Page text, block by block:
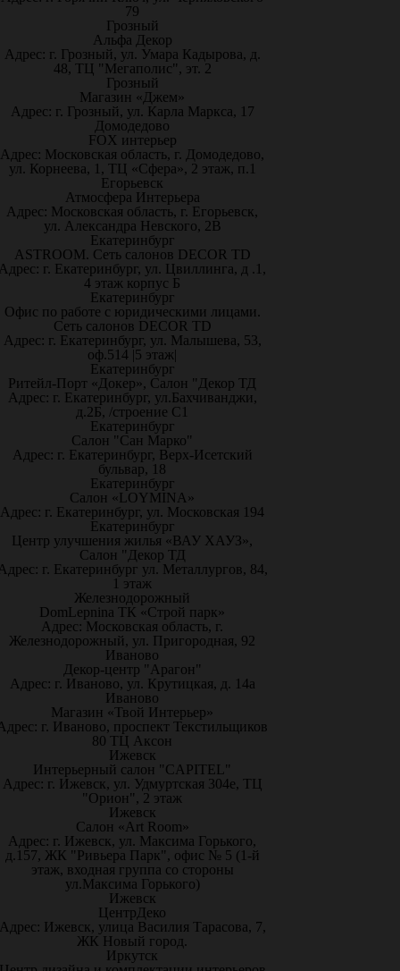
79
Грозный
Альфа Декор
Адрес: г. Грозный, ул. Умара Кадырова, д.
48, ТЦ "Мегаполис", эт. 2
Грозный
Магазин «Джем»
Адрес: г. Грозный, ул. Карла Маркса, 17
Домодедово
FOX интерьер
Адрес: Московская область, г. Домодедово,
ул. Корнеева, 1, ТЦ «Сфера», 2 этаж, п.1
Егорьевск
Атмосфера Интерьера
Адрес: Московская область, г. Егорьевск,
ул. Александра Невского, 2В
Екатеринбург
ASTROOM. Сеть салонов DECOR TD
г. Екатеринбург, ул. Цвиллинга, д .1,
4 этаж корпус Б
Екатеринбург
Офис по работе с юридическими лицами.
Сеть салонов DECOR TD
Адрес: г. Екатеринбург, ул. Малышева, 53,
оф.514 |5 этаж|
Екатеринбург
Ритейл-Порт «Докер», Салон "Декор ТД
Адрес: г. Екатеринбург, ул.Бахчиванджи,
д.2Б, /строение С1
Екатеринбург
Салон "Сан Марко"
Адрес: г. Екатеринбург, Верх-Исетский
бульвар, 18
Екатеринбург
Салон «LOYMINA»
Адрес: г. Екатеринбург, ул. Московская 194
Екатеринбург
Центр улучшения жилья «ВАУ ХАУЗ»,
Салон "Декор ТД
г. Екатеринбург ул. Металлургов, 84,
1 этаж
Железнодорожный
DomLepnina ТК «Строй парк»
Адрес: Московская область, г.
Железнодорожный, ул. Пригородная, 92
Иваново
Декор-центр "Арагон"
Адрес: г. Иваново, ул. Крутицкая, д. 14а
Иваново
Магазин «Твой Интерьер»
г. Иваново, проспект Текстильщиков
80 ТЦ Аксон
Ижевск
Интерьерный салон "CAPITEL"
Адрес: г. Ижевск, ул. Удмуртская 304е, ТЦ
"Орион", 2 этаж
Ижевск
Салон «Art Room»
Адрес: г. Ижевск, ул. Максима Горького,
д.157, ЖК "Ривьера Парк", офис № 5 (1-й
этаж, входная группа со стороны
ул.Максима Горького)
Ижевск
ЦентрДеко
Ижевск, улица Василия Тарасова, 7,
ЖК Новый город.
Иркутск